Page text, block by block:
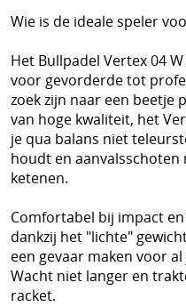
Wie is de ideale speler
Het Bullpadel Vertex 04
voor gevorderde tot
zoek zijn naar een beetje
van hoge kwaliteit, het
je qua balans niet
houdt en
ketenen.
Comfortabel bij impact
dankzij het "lichte"
een gevaar maken voor
Wacht niet langer en
racket.